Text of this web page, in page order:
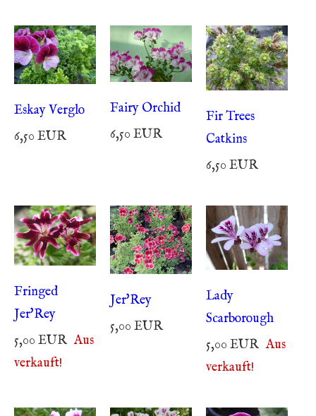
Eskay Verglo
6,50 EUR
Fairy Orchid
6,50 EUR
Fir Trees
Catkins
6,50 EUR
Fringed
Jer'Rey
5,00 EUR Aus
verkauft!
Jer'Rey
5,00 EUR
Lady
Scarborough
5,00 EUR Aus
verkauft!